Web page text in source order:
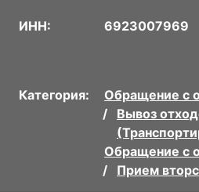
ИНН: 6923007969
Категория:
Обращение с
Вывоз
Обращение с
Прием